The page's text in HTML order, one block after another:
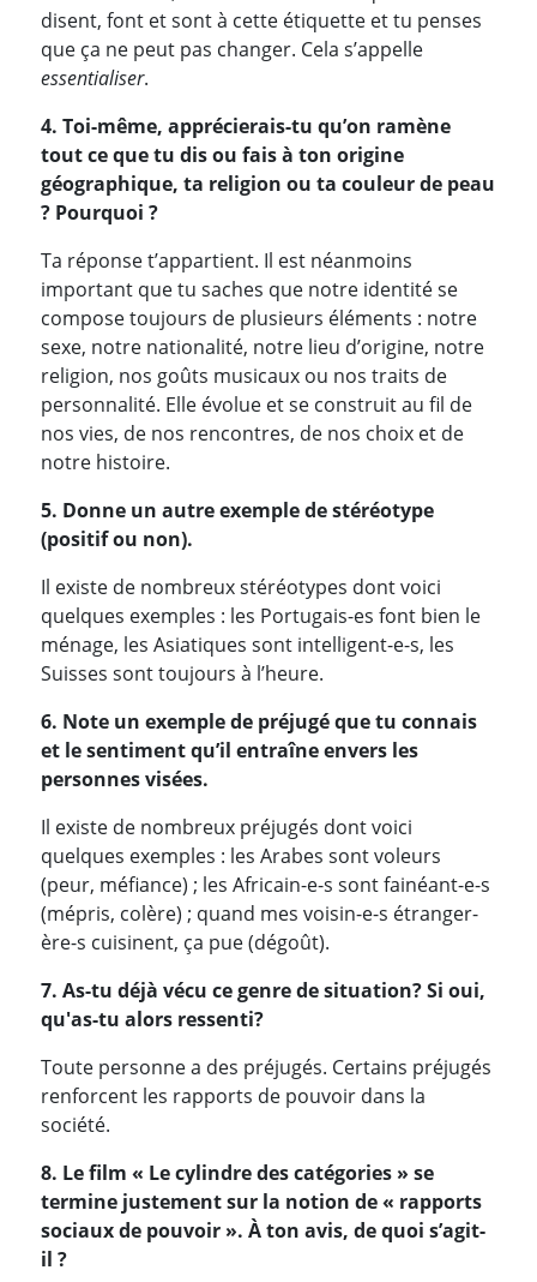
disent, font et sont à cette étiquette et tu penses
que ça ne peut pas changer. Cela s’appelle
essentialiser.
4. Toi-même, apprécierais-tu qu’on ramène
tout ce que tu dis ou fais à ton origine
géographique, ta religion ou ta couleur de peau
? Pourquoi ?
Ta réponse t’appartient. Il est néanmoins
important que tu saches que notre identité se
compose toujours de plusieurs éléments : notre
sexe, notre nationalité, notre lieu d’origine, notre
religion, nos goûts musicaux ou nos traits de
personnalité. Elle évolue et se construit au fil de
nos vies, de nos rencontres, de nos choix et de
notre histoire.
5. Donne un autre exemple de stéréotype
(positif ou non).
Il existe de nombreux stéréotypes dont voici
quelques exemples : les Portugais-es font bien le
ménage, les Asiatiques sont intelligent-e-s, les
Suisses sont toujours à l’heure.
6. Note un exemple de préjugé que tu connais
et le sentiment qu’il entraîne envers les
personnes visées.
Il existe de nombreux préjugés dont voici
quelques exemples : les Arabes sont voleurs
(peur, méfiance) ; les Africain-e-s sont fainéant-e-s
(mépris, colère) ; quand mes voisin-e-s étranger-
ère-s cuisinent, ça pue (dégoût).
7. As-tu déjà vécu ce genre de situation? Si oui,
qu'as-tu alors ressenti?
Toute personne a des préjugés. Certains préjugés
renforcent les rapports de pouvoir dans la
société.
8. Le film « Le cylindre des catégories » se
termine justement sur la notion de « rapports
sociaux de pouvoir ». À ton avis, de quoi s’agit-
il ?